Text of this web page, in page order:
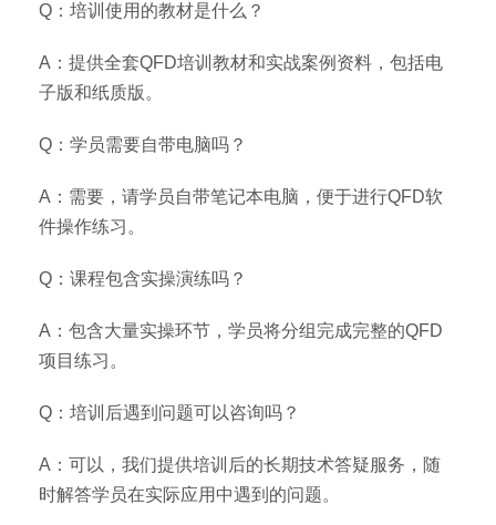
Q：培训使用的教材是什么？
A：提供全套QFD培训教材和实战案例资料，包括电
子版和纸质版。
Q：学员需要自带电脑吗？
A：需要，请学员自带笔记本电脑，便于进行QFD软
件操作练习。
Q：课程包含实操演练吗？
A：包含大量实操环节，学员将分组完成完整的QFD
项目练习。
Q：培训后遇到问题可以咨询吗？
A：可以，我们提供培训后的长期技术答疑服务，随
时解答学员在实际应用中遇到的问题。